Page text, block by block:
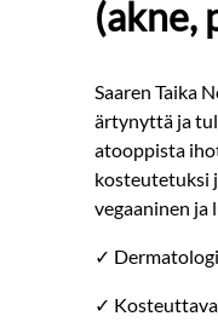
(akne,
Saaren Taika
ärtynyttä ja
atooppista
kosteutetuksi
vegaaninen ja
✓
✓